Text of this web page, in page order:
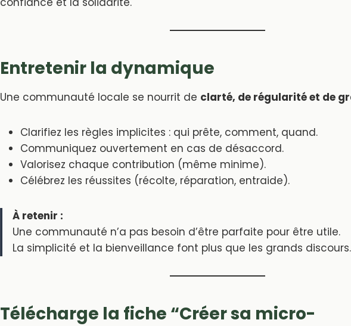
Entretenir la dynamique
Une communauté locale se nourrit de clarté, de régularité et de
Clarifiez les règles implicites : qui prête, comment, quand.
Communiquez ouvertement en cas de désaccord.
Valorisez chaque contribution (même minime).
Célébrez les réussites (récolte, réparation, entraide).
À retenir :
Une communauté n’a pas besoin d’être parfaite pour être utile.
La simplicité et la bienveillance font plus que les grands discours.
Télécharge la fiche “Créer sa micro-